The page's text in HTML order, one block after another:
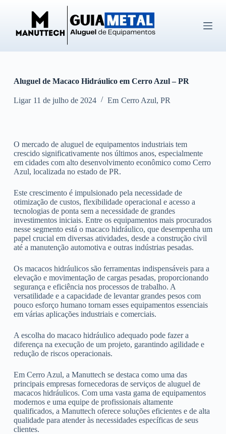
ú
d
o
Aluguel de Macaco Hidráulico em Cerro Azul – PR
Ligar 11 de julho de 2024 Em Cerro Azul, PR
O mercado de aluguel de equipamentos industriais tem
crescido significativamente nos últimos anos, especialmente
em cidades com alto desenvolvimento econômico como Cerro
Azul, localizada no estado de PR.
Este crescimento é impulsionado pela necessidade de
otimização de custos, flexibilidade operacional e acesso a
tecnologias de ponta sem a necessidade de grandes
investimentos iniciais. Entre os equipamentos mais procurados
nesse segmento está o macaco hidráulico, que desempenha um
papel crucial em diversas atividades, desde a construção civil
até a manutenção automotiva e outras indústrias pesadas.
Os macacos hidráulicos são ferramentas indispensáveis para a
elevação e movimentação de cargas pesadas, proporcionando
segurança e eficiência nos processos de trabalho. A
versatilidade e a capacidade de levantar grandes pesos com
pouco esforço humano tornam esses equipamentos essenciais
em várias aplicações industriais e comerciais.
A escolha do macaco hidráulico adequado pode fazer a
diferença na execução de um projeto, garantindo agilidade e
redução de riscos operacionais.
Em Cerro Azul, a Manuttech se destaca como uma das
principais empresas fornecedoras de serviços de aluguel de
macacos hidráulicos. Com uma vasta gama de equipamentos
modernos e uma equipe de profissionais altamente
qualificados, a Manuttech oferece soluções eficientes e de alta
qualidade para atender às necessidades específicas de seus
clientes.